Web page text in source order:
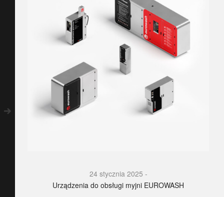
24 stycznia 2025
Urządzenia do obsługi myjni EUROWASH